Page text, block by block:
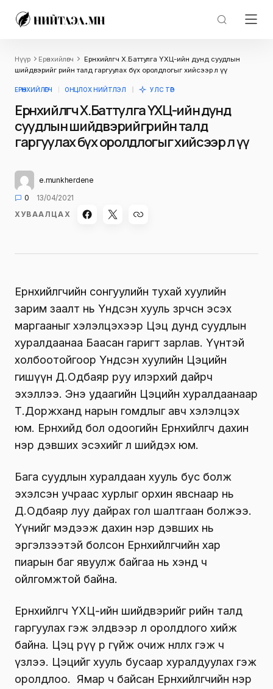
Нүүр Ерөнхийлөгч
Ерөнхийлөгч Х.Баттулга ҮХЦ-ийн дунд суудлын
шийдвэрийг өөрийн талд гаргуулах бүх оролдлогыг хийсээр л үү
ЕРӨНХИЙЛӨГЧ ОНЦЛОХ НИЙТЛЭЛ УЛС ТӨР
Ерөнхийлөгч Х.Баттулга ҮХЦ-ийн дунд
суудлын шийдвэрийг өөрийн талд
гаргуулах бүх оролдлогыг хийсээр л үү
e.munkherdene
0
13/04/2021
ХУВААЛЦАХ
Ерөнхийлөгчийн сонгуулийн тухай хуулийн
зарим заалт нь Үндсэн хууль зөрчсөн эсэх
маргааныг хэлэлцэхээр Цэц дунд суудлын
хуралдаанаа Баасан гаригт зарлав. Үүнтэй
холбоотойгоор Үндсэн хуулийн Цэцийн
гишүүн Д.Одбаяр руу илэрхий дайрч
эхэллээ. Энэ удаагийн Цэцийн хуралдаанаар
Т.Доржханд нарын гомдлыг авч хэлэлцэх
юм. Ерөнхийдөө бол одоогийн Ерөнхийлөгч дахин
нэр дэвших эсэхийг л шийдэх юм.
Бага суудлын хуралдаан хууль бус болж
эхэлсэн учраас хурлыг орхин явснаар нь
Д.Одбаяр луу дайрах гол шалтгаан болжээ.
Үүнийг мэдээж дахин нэр дэвших нь
эргэлзээтэй болсон Ерөнхийлөгчийн хар
пиарын баг явуулж байгаа нь хэнд ч
ойлгомжтой байна.
Ерөнхийлөгч ҮХЦ-ийн шийдвэрийг өөрийн талд
гаргуулах гэж элдвээр л оролдлого хийж
байна. Цэц рүү өөрөө гүйж очиж нөлөөлөх гэж ч
үзлээ. Цэцийг хууль бусаар хуралдуулах гэж
оролдлоо. Ямар ч байсан Ерөнхийлөгчийн нэр